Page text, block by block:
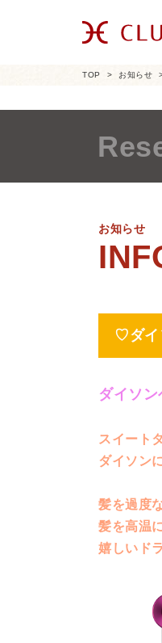
TOP お知らせ
お知らせ
♡ダイ
ダイソン
スイート
ダイソン
髪を過度
髪を高温
嬉しいド